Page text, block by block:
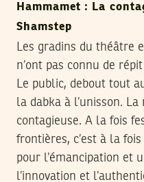
Hammamet : La
Shamstep
Les gradins du théâtre
n’ont pas connu de
Le public, debout tout
la dabka à l’unisson.
contagieuse. A la fois
frontières, c’est à la
pour l’émancipation et
l’innovation et